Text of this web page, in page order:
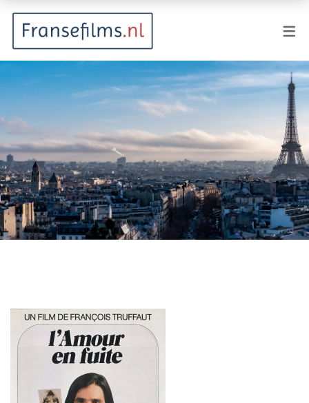
Animatie
Documentaire
Drama
Fantasy
Horror
Misdaad
Musical
Oorlogsfilm
Romantische komedie